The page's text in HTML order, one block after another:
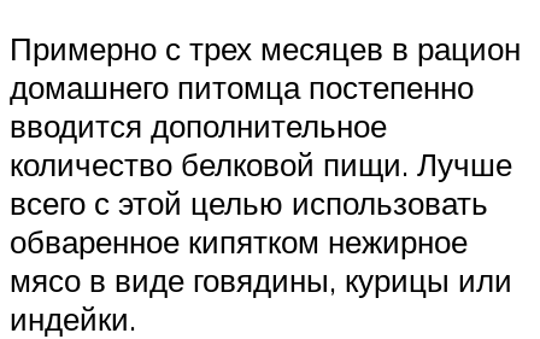
Примерно с трех месяцев в рацион
домашнего питомца постепенно
вводится дополнительное
количество белковой пищи. Лучше
всего с этой целью использовать
обваренное кипятком нежирное
мясо в виде говядины, курицы или
индейки.